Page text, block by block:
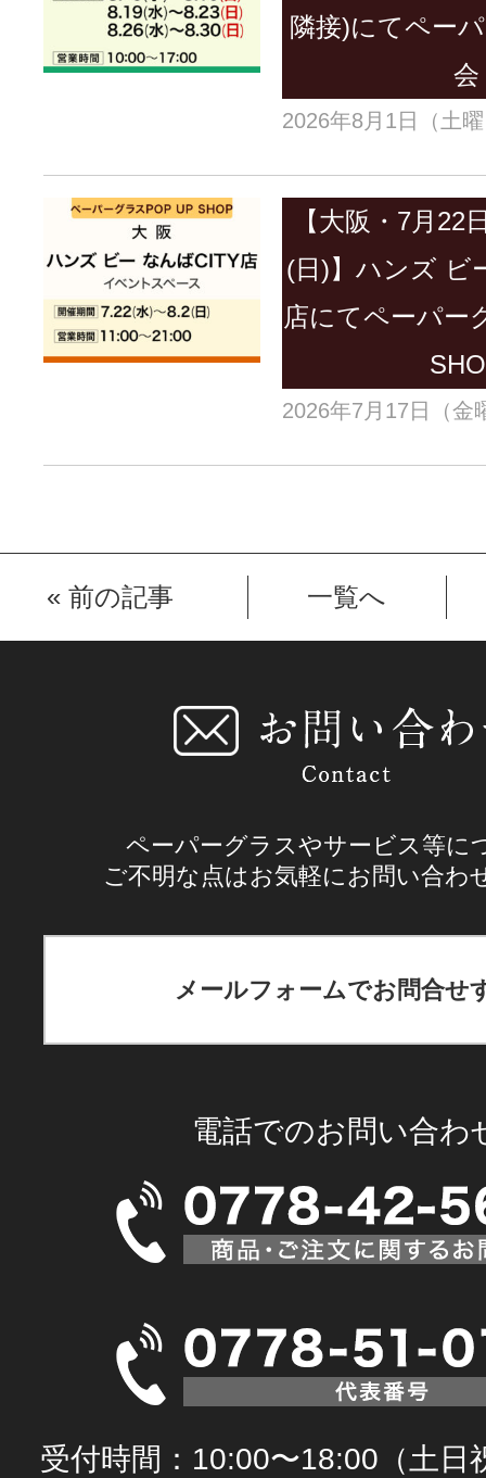
隣接)にてペー
会
2026年8月1日（土
【大阪・7月22
(日)】ハンズ ビ
店にてペーパー
2026年7月17日（金
« 前の記事 一覧へ
ペーパーグラスやサービス等に
ご不明な点はお気軽にお問い合わ
メールフォームでお問合せ
電話でのお問い合わ
受付時間：10:00〜18:00（土日